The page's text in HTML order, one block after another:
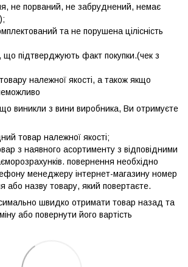
не порваний, не забруднений, немає
та не порушена цілісність
підтверджують факт покупки.(чек з
належної якості, а також якщо
виникли з вини виробника, Ви отримуєте
товар належної якості;
з наявного асортименту з відповідними
повернення необхідно
менеджеру інтернет-магазину номер
або назву товару, який повертаєте.
швидко отримати товар назад та
або повернути його вартість